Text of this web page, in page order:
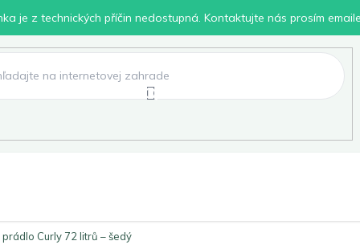
je z technických příčin nedostupná. Kontaktujte nás prosím
Curly 72 litrů – šedý